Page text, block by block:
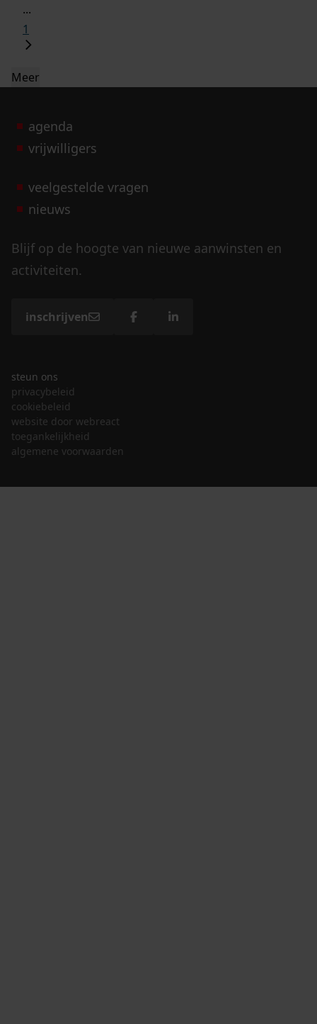
...
1
Meer
agenda
vrijwilligers
veelgestelde vragen
nieuws
Blijf op de hoogte van nieuwe aanwinsten en
activiteiten.
inschrijven
steun ons
privacybeleid
cookiebeleid
website door webreact
toegankelijkheid
algemene voorwaarden